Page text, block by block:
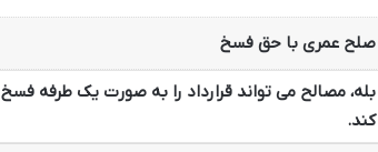
صلح عمری با حق فسخ
بله، مصالح می تواند قرارداد را به صورت یک طرفه فسخ
کند.